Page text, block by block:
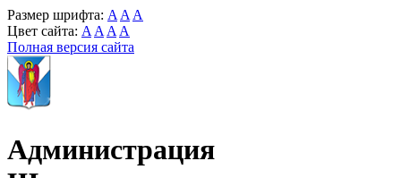
Размер шрифта: A A A
Цвет сайта: A A A A
Полная версия сайта
Администрация